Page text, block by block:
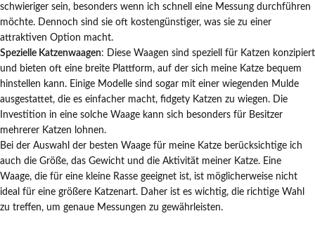
schwieriger sein, besonders wenn ich schnell eine Messung durchführen
möchte. Dennoch sind sie oft kostengünstiger, was sie zu einer
attraktiven Option macht.
Spezielle Katzenwaagen: Diese Waagen sind speziell für Katzen konzipiert
und bieten oft eine breite Plattform, auf der sich meine Katze bequem
hinstellen kann. Einige Modelle sind sogar mit einer wiegenden Mulde
ausgestattet, die es einfacher macht, fidgety Katzen zu wiegen. Die
Investition in eine solche Waage kann sich besonders für Besitzer
mehrerer Katzen lohnen.
Bei der Auswahl der besten Waage für meine Katze berücksichtige ich
auch die Größe, das Gewicht und die Aktivität meiner Katze. Eine
Waage, die für eine kleine Rasse geeignet ist, ist möglicherweise nicht
ideal für eine größere Katzenart. Daher ist es wichtig, die richtige Wahl
zu treffen, um genaue Messungen zu gewährleisten.